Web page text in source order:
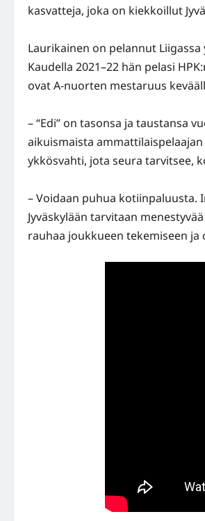
kasvatteja, joka on kiekkoillut
Laurikainen on pelannut Liigassa
Kaudella 2021–22 hän pelasi
ovat A-nuorten mestaruus
– “Edi” on tasonsa ja taustansa
aikuismaista
ykkösvahti, jota seura tarvitsee,
– Voidaan puhua kotiinpaluusta.
Jyväskylään tarvitaan
rauhaa joukkueen tekemiseen